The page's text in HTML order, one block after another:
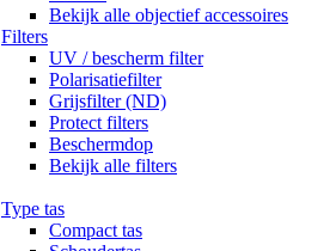
Bekijk alle objectief accessoires
Filters
UV / bescherm filter
Polarisatiefilter
Grijsfilter (ND)
Protect filters
Beschermdop
Bekijk alle filters
Type tas
Compact tas